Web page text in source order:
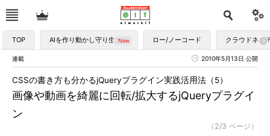
TOP AIを作り動かし守り生かす ロー/ノーコード クラウドネイ
連載 2010年5月13日 公開
画像や動画を綺麗に回転/拡大するjQueryプラグイ
ン
CSSの書き方も分かるjQueryプラグイン実践活用法（5）
（2/3 ページ）